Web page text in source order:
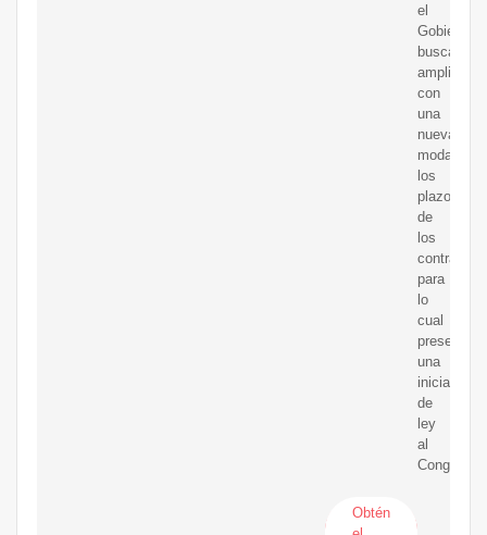
el
Gobierno
busca
ampliar
con
una
nueva
modalidad
los
plazos
de
los
contratos
para
lo
cual
presentó
una
iniciativa
de
ley
al
Congreso
Obtén